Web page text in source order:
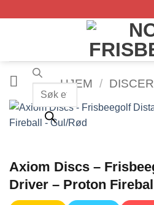
Products
search
HJEM / DISCER
Axiom Discs –
Driver – Proton